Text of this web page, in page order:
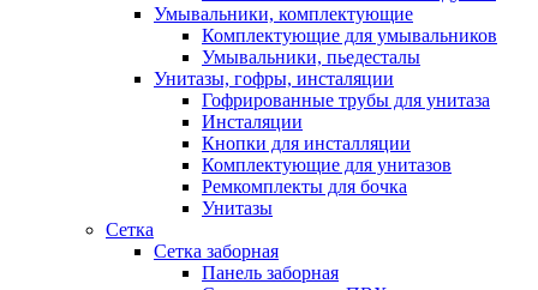
Умывальники, комплектующие
Комплектующие для умывальников
Умывальники, пьедесталы
Унитазы, гофры, инсталяции
Гофрированные трубы для унитаза
Инсталяции
Кнопки для инсталляции
Комплектующие для унитазов
Ремкомплекты для бочка
Унитазы
Сетка
Сетка заборная
Панель заборная